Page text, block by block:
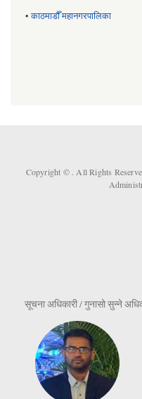
•काठमाडौँ महानगरपालिका
Copyright © . All Rights
सूचना अधिकारी / गुनासो सुन्ने